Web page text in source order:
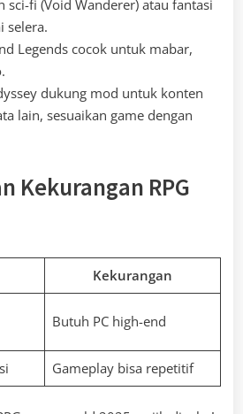
sci-fi (Void Wanderer) atau fantasi
selera.
Legends cocok untuk mabar,
dukung mod untuk konten
lain, sesuaikan game dengan
Kekurangan RPG
Kekurangan
Butuh PC high-end
Gameplay bisa repetitif